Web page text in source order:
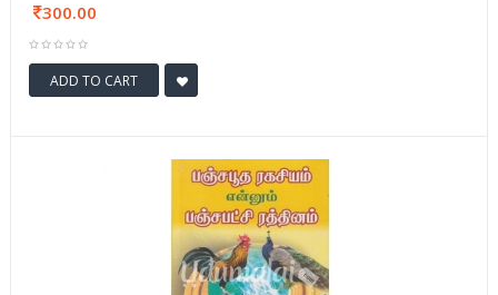
300.00
ADD TO CART